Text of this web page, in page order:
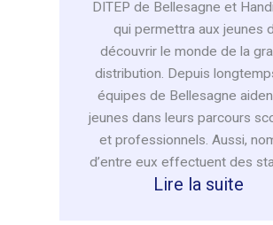
DITEP de Bellesagne et
qui permettra aux jeunes
découvrir le monde de la
distribution. Depuis
équipes de Bellesagne
jeunes dans leurs parcours
et professionnels. Aussi,
d’entre eux effectuent des
Lire la suite: